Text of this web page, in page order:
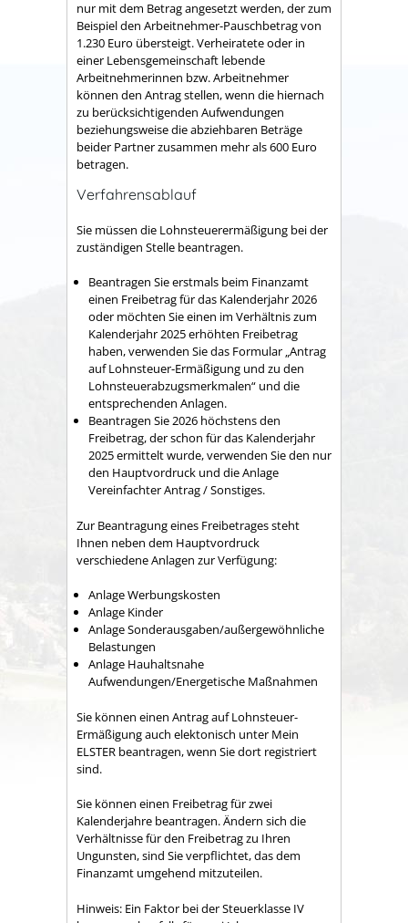
nur mit dem Betrag angesetzt werden, der zum
Beispiel den Arbeitnehmer-Pauschbetrag von
1.230 Euro übersteigt. Verheiratete oder in
einer Lebensgemeinschaft lebende
Arbeitnehmerinnen bzw. Arbeitnehmer
können den Antrag stellen, wenn die hiernach
zu berücksichtigenden Aufwendungen
beziehungsweise die abziehbaren Beträge
beider Partner zusammen mehr als 600 Euro
betragen.
Verfahrensablauf
Sie müssen die Lohnsteuerermäßigung bei der
zuständigen Stelle beantragen.
Beantragen Sie erstmals beim Finanzamt
einen Freibetrag für das Kalenderjahr 2026
oder möchten Sie einen im Verhältnis zum
Kalenderjahr2025erhöhten Freibetrag
haben, verwenden Sie das Formular „Antrag
auf Lohnsteuer-Ermäßigung und zu den
Lohnsteuerabzugsmerkmalen“ und die
entsprechenden Anlagen.
Beantragen Sie2026 höchstens den
Freibetrag, der schon für das Kalenderjahr
2025ermittelt wurde, verwenden Sieden nur
den Hauptvordruck und die Anlage
Vereinfachter Antrag / Sonstiges.
Zur Beantragung eines Freibetrages steht
Ihnen neben dem Hauptvordruck
verschiedene Anlagen zur Verfügung:
Anlage Werbungskosten
Anlage Kinder
Anlage Sonderausgaben/außergewöhnliche
Belastungen
Anlage Hauhaltsnahe
Aufwendungen/Energetische Maßnahmen
Sie können einen Antrag auf Lohnsteuer-
Ermäßigung auch elektonisch unter Mein
ELSTER beantragen, wenn Sie dort registriert
sind.
Sie können einen Freibetrag für zwei
Kalenderjahre beantragen. Ändern sich die
Verhältnisse für den Freibetrag zu Ihren
Ungunsten, sind Sie verpflichtet, das dem
Finanzamt umgehend mitzuteilen.
Hinweis: Ein Faktor bei der Steuerklasse IV